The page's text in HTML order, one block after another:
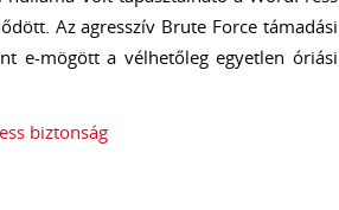
Az agresszív Brute Force támadási
e-mögött a vélhetőleg egyetlen óriási
biztonság